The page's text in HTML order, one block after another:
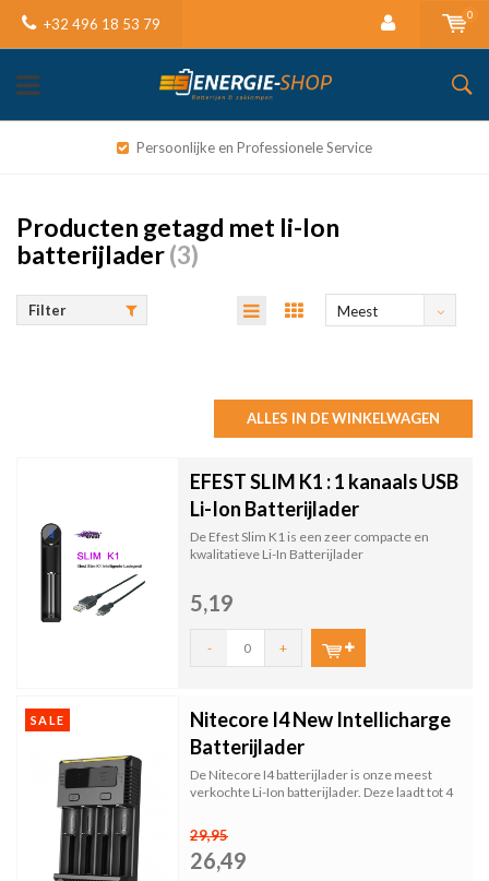
+32 496 18 53 79
0
Persoonlijke en Professionele Service
Producten getagd met li-Ion
batterijlader(3)
Filter
Meest
ALLES IN DE WINKELWAGEN
EFEST SLIM K1 : 1 kanaals USB
Li-Ion Batterijlader
De Efest Slim K1 is een zeer compacte en
kwalitatieve Li-In Batterijlader
5,19
- +
SALE
Nitecore I4 New Intellicharge
Batterijlader
De Nitecore I4 batterijlader is onze meest
verkochte Li-Ion batterijlader. Deze laadt tot 4
29,95
26,49